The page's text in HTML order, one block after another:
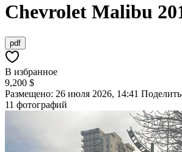
Chevrolet Malibu
pdf
В избранное
9,200 $
Размещено: 26 июля 2026, 14:41
11 фотографий